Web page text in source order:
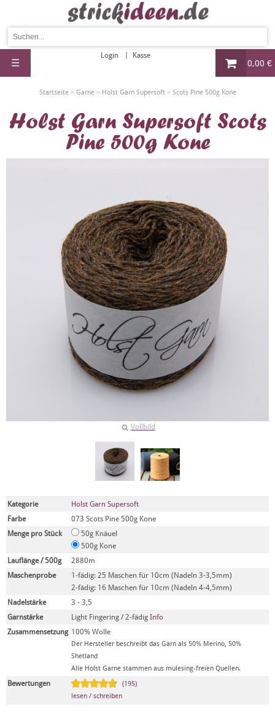
0,00 €
Login Kasse
☰
Startseite» Garne» Holst Garn Supersoft» Scots Pine 500g Kone
Holst Garn Supersoft Scots
Pine 500g Kone
Vollbild
Kategorie
Holst Garn Supersoft
Farbe
073 Scots Pine 500g Kone
Menge pro Stück
50g Knäuel
500g Kone
Lauflänge / 500g
2880m
Maschenprobe
1-fädig: 25 Maschen für 10cm (Nadeln 3-3,5mm)
2-fädig: 16 Maschen für 10cm (Nadeln 4-4,5mm)
Nadelstärke
3 - 3,5
Garnstärke
Light Fingering / 2-fädig Info
Zusammensetzung 100% Wolle
Der Hersteller beschreibt das Garn als 50% Merino, 50%
Shetland
Alle Holst Garne stammen aus mulesing-freien Quellen.
Bewertungen
(195)
lesen / schreiben